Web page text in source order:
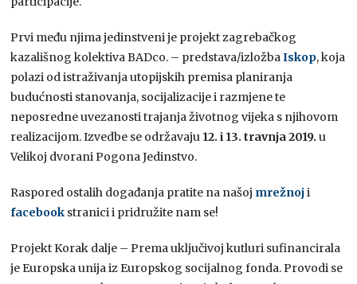
Prvi među njima jedinstveni je projekt zagrebačkog
kazališnog kolektiva BADco. – predstava/izložbaIskop, koja
polazi od istraživanja utopijskih premisa planiranja
budućnosti stanovanja, socijalizacije i razmjene te
neposredne uvezanosti trajanja životnog vijeka s njihovom
realizacijom. Izvedbe se održavaju 12. i 13. travnja 2019. u
Velikoj dvorani Pogona Jedinstvo.
Raspored ostalih događanja pratite na našoj mrežnoji
facebook stranici i pridružite nam se!
Projekt Korak dalje – Prema uključivoj kutluri sufinancirala
je Europska unija iz Europskog socijalnog fonda. Provodi se